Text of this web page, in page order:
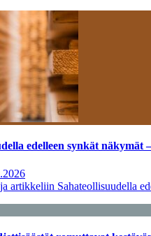
edelleen synkät
artikkeliin Sahateollisuudella